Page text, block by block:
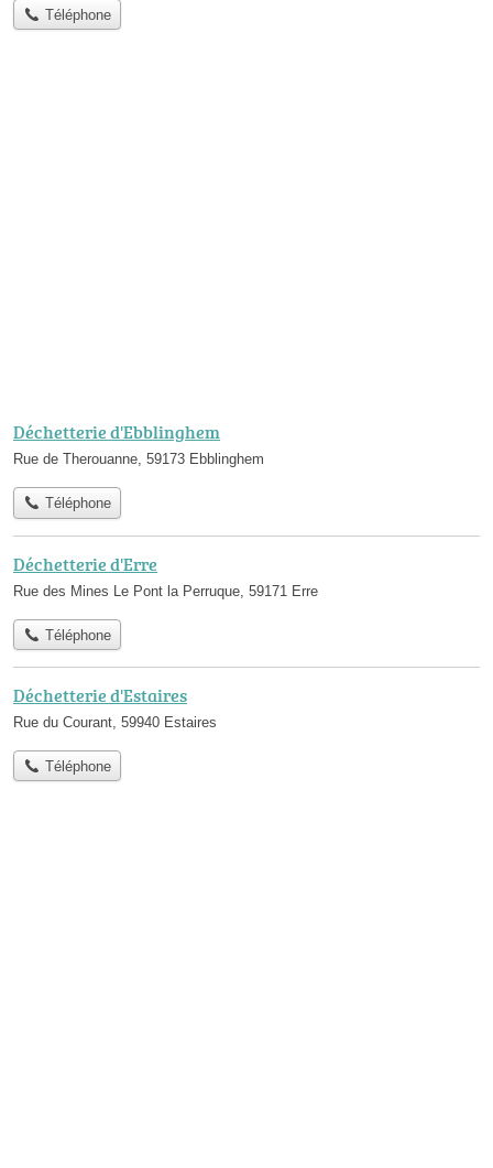
Téléphone
Déchetterie d'Ebblinghem
Rue de Therouanne, 59173 Ebblinghem
Téléphone
Déchetterie d'Erre
Rue des Mines Le Pont la Perruque, 59171 Erre
Téléphone
Déchetterie d'Estaires
Rue du Courant, 59940 Estaires
Téléphone